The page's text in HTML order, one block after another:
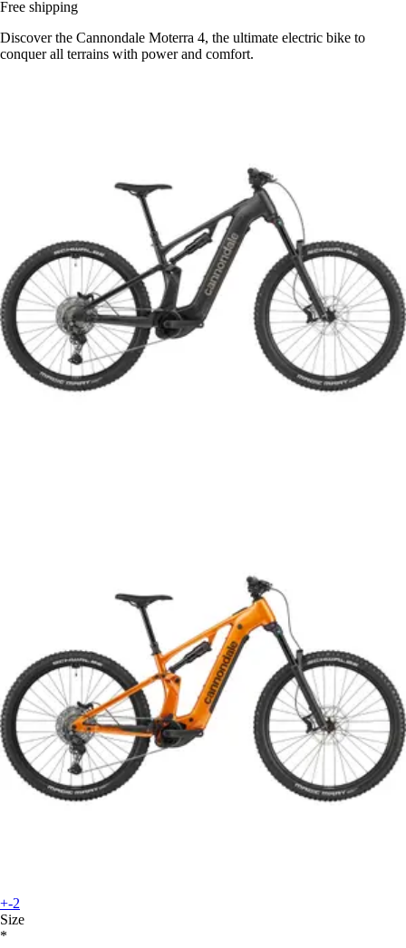
Free shipping
Discover the Cannondale Moterra 4, the ultimate electric bike to
conquer all terrains with power and comfort.
+-2
Size
*